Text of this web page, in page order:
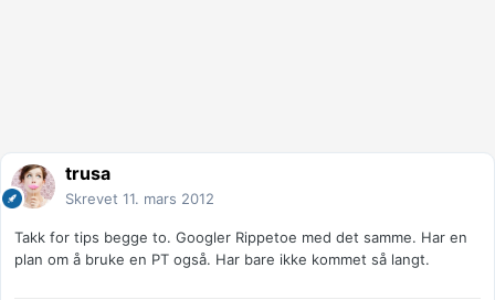
trusa
Skrevet 11. mars 2012
Takk for tips begge to. Googler Rippetoe med det samme. Har en
plan om å bruke en PT også. Har bare ikke kommet så langt.